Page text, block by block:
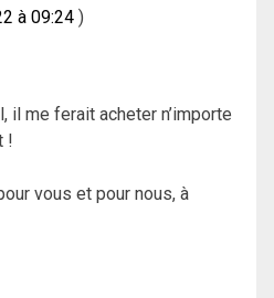
à 09:24
il me ferait acheter n’importe
!
vous et pour nous, à